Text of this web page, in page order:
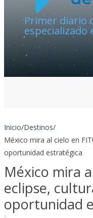
Primer diario
especializado
Inicio/Destinos/
México mira al cielo en
oportunidad estratégica
México mira
eclipse,
oportunidad